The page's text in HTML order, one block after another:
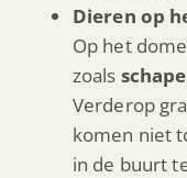
Dieren op
Op het
zoals
Verderop
komen niet
in de buurt